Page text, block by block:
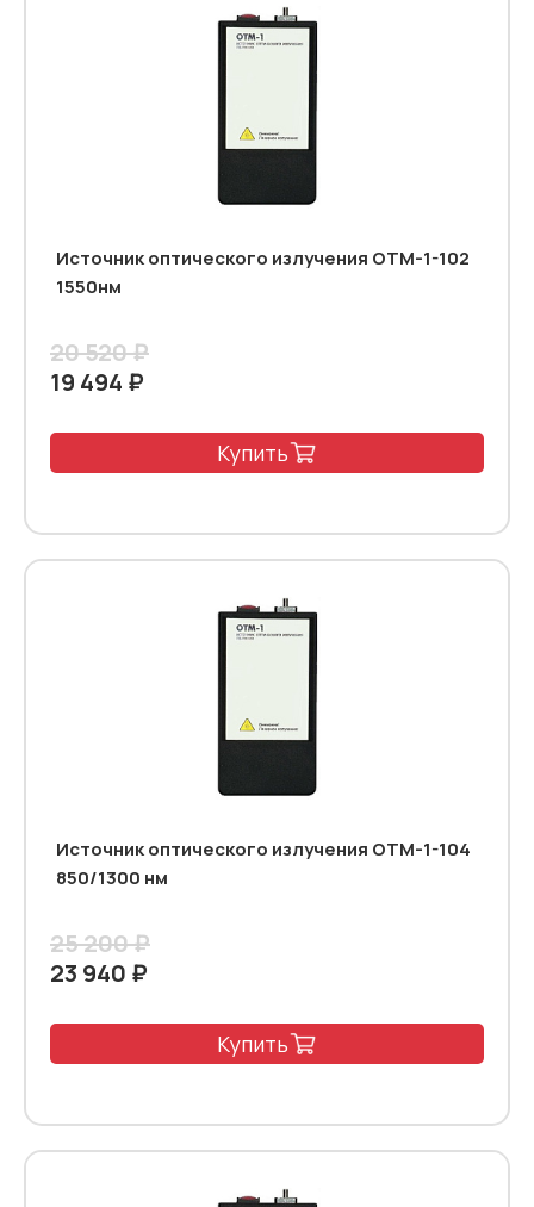
Источник оптического излучения ОТМ-1-102
1550нм
20 520 ₽
19 494 ₽
Купить
Источник оптического излучения ОТМ-1-104
850/1300 нм
25 200 ₽
23 940 ₽
Купить